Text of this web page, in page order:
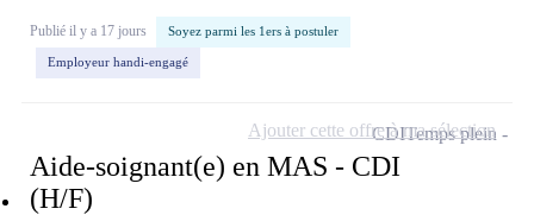
Publié il y a 17 jours Soyez parmi les 1ers à postuler
Employeur handi-engagé
Aide-soignant(e) en MAS - CDI
(H/F)
CDITemps plein
Ajouter cette offre à ma sélection